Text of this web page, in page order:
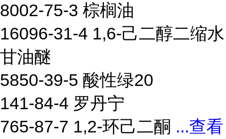
8002-75-3 棕榈油
16096-31-4 1,6-己二醇二缩水
甘油醚
5850-39-5 酸性绿20
141-84-4 罗丹宁
765-87-7 1,2-环己二酮 ...查看